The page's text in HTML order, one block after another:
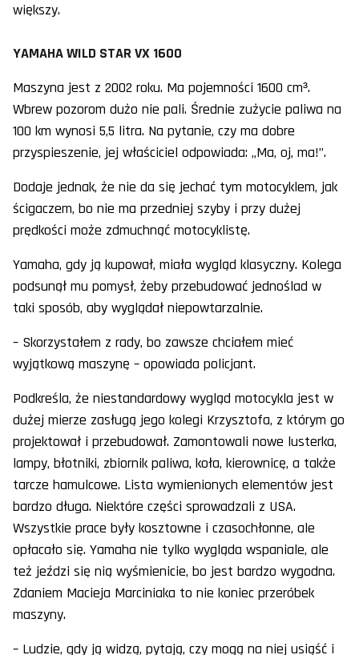
większy.
YAMAHA WILD STAR VX 1600
Maszyna jest z 2002 roku. Ma pojemności 1600 cm³.
Wbrew pozorom dużo nie pali. Średnie zużycie paliwa na
100 km wynosi 5,5 litra. Na pytanie, czy ma dobre
przyspieszenie, jej właściciel odpowiada: „Ma, oj, ma!”.
Dodaje jednak, że nie da się jechać tym motocyklem, jak
ścigaczem, bo nie ma przedniej szyby i przy dużej
prędkości może zdmuchnąć motocyklistę.
Yamaha, gdy ją kupował, miała wygląd klasyczny. Kolega
podsunął mu pomysł, żeby przebudować jednoślad w
taki sposób, aby wyglądał niepowtarzalnie.
– Skorzystałem z rady, bo zawsze chciałem mieć
wyjątkową maszynę – opowiada policjant.
Podkreśla, że niestandardowy wygląd motocykla jest w
dużej mierze zasługą jego kolegi Krzysztofa, z którym go
projektował i przebudował. Zamontowali nowe lusterka,
lampy, błotniki, zbiornik paliwa, koła, kierownicę, a także
tarcze hamulcowe. Lista wymienionych elementów jest
bardzo długa. Niektóre części sprowadzali z USA.
Wszystkie prace były kosztowne i czasochłonne, ale
opłacało się. Yamaha nie tylko wygląda wspaniale, ale
też jeździ się nią wyśmienicie, bo jest bardzo wygodna.
Zdaniem Macieja Marciniaka to nie koniec przeróbek
maszyny.
– Ludzie, gdy ją widzą, pytają, czy mogą na niej usiąść i